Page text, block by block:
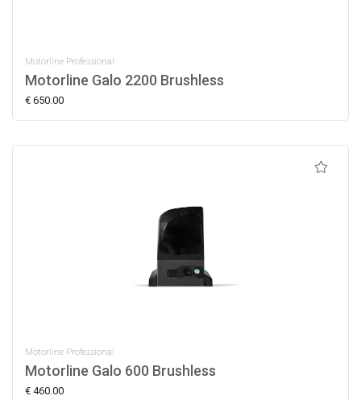
Motorline Professional
Motorline Galo 2200 Brushless
€ 650.00
Motorline Professional
Motorline Galo 600 Brushless
€ 460.00